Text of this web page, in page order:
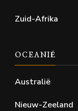
Zuid-Afrika
OCEANIË
Australië
Nieuw-Zeeland